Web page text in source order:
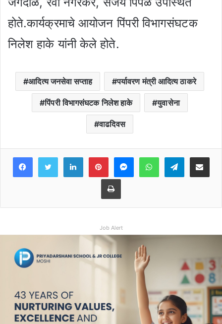
होते.कार्यक्रमाचे आयोजन पिंपरी विभागसंघटक
निलेश हाके यांनी केले होते.
आदित्य जनसेवा सप्ताह पर्यावरण मंत्री आदित्य ठाकरे
पिंपरी विभागसंघटक निलेश हाके युवासेना
वाढदिवस
Facebook
TwitterLinkedInPinterestMessenger
WhatsApp
Print
Job Alert